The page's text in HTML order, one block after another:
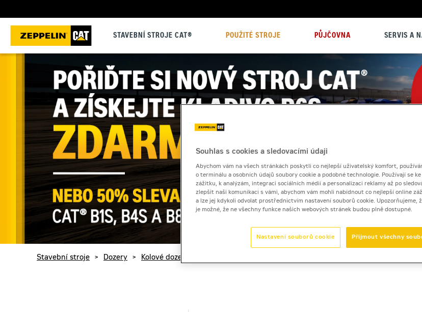
STAVEBNÍ STROJE CAT® POUŽITÉ STROJE PŮJČOVNA SERVIS A
Stavební stroje > Dozery > Kolové dozery
Souhlas s cookies a sledovacími údaji
Abychom vám na všech stránkách poskytli co nejlepší uživatelský komfort,
o terminálu a osobních údajů soubory cookie a podobné technologie. Používají se
zážitku, k analýzám, integraci sociálních médií a personalizaci reklamy až po
zlepšit naši komunikaci s vámi, abychom vám mohli nabídnout co nejlepší online
a lze jej kdykoli odvolat prostřednictvím nastavení souborů cookie. Upozorňujeme,
je možné, že ne všechny funkce našich webových stránek budou plně dostupné.
Přijmout všechny
Nastavení souborů cookie